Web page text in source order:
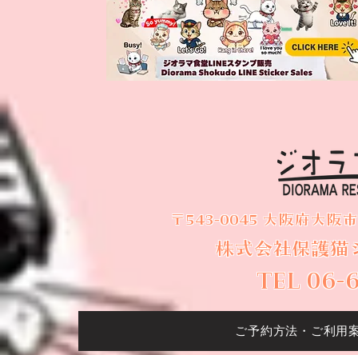
〒543-0045 大阪府大阪
株式会社保護猫
TEL 06-
ご予約方法・ご利用